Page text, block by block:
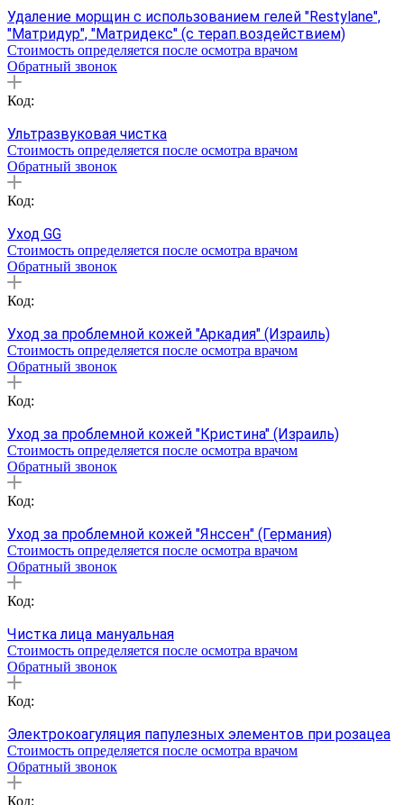
Удаление морщин с использованием гелей "Restylane",
"Матридур", "Матридекс" (с терап.воздействием)
Стоимость определяется после осмотра врачом
Обратный звонок
Код:
Ультразвуковая чистка
Стоимость определяется после осмотра врачом
Обратный звонок
Код:
Уход GG
Стоимость определяется после осмотра врачом
Обратный звонок
Код:
Уход за проблемной кожей "Аркадия" (Израиль)
Стоимость определяется после осмотра врачом
Обратный звонок
Код:
Уход за проблемной кожей "Кристина" (Израиль)
Стоимость определяется после осмотра врачом
Обратный звонок
Код:
Уход за проблемной кожей "Янссен" (Германия)
Стоимость определяется после осмотра врачом
Обратный звонок
Код:
Чистка лица мануальная
Стоимость определяется после осмотра врачом
Обратный звонок
Код:
Электрокоагуляция папулезных элементов при розацеа
Стоимость определяется после осмотра врачом
Обратный звонок
Код: